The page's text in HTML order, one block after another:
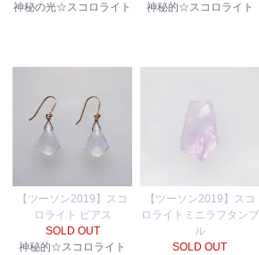
神秘の光☆スコロライト
神秘的☆スコロライト
【ツーソン2019】スコ
ロライト ピアス
SOLD OUT
神秘的☆スコロライト
【ツーソン2019】スコ
ロライトミニラフタンブ
ル
SOLD OUT